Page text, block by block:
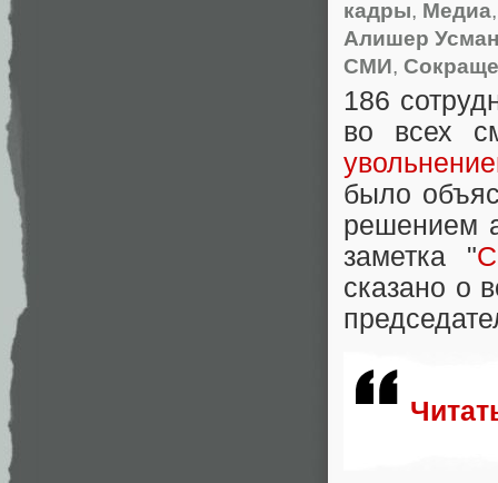
кадры, Медиа
Алишер
СМИ,
186
во всех
было
решением
заметка "
сказано о